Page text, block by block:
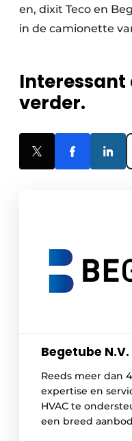
en, dixit Teco en
in de camionette
Interessant
verder.
Begetube N.V.
Reeds meer dan
expertise en
HVAC te
een breed